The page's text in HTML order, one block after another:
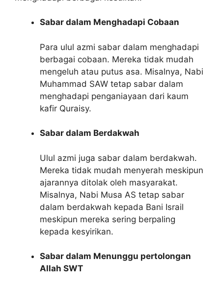
Sabar dalam Menghadapi Cobaan
Para ulul azmi sabar dalam menghadapi
berbagai cobaan. Mereka tidak mudah
mengeluh atau putus asa. Misalnya, Nabi
Muhammad SAW tetap sabar dalam
menghadapi penganiayaan dari kaum
kafir Quraisy.
Sabar dalam Berdakwah
Ulul azmi juga sabar dalam berdakwah.
Mereka tidak mudah menyerah meskipun
ajarannya ditolak oleh masyarakat.
Misalnya, Nabi Musa AS tetap sabar
dalam berdakwah kepada Bani Israil
meskipun mereka sering berpaling
kepada kesyirikan.
Sabar dalam Menunggu pertolongan
Allah SWT